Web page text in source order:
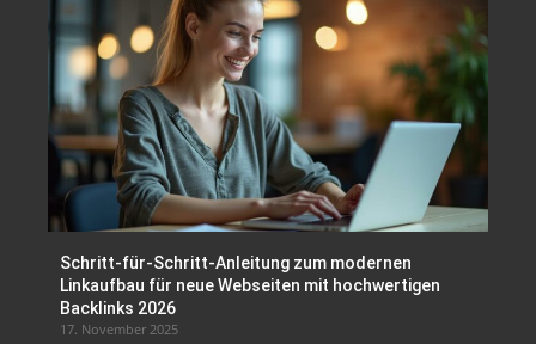
Schritt-für-Schritt-Anleitung zum modernen
Linkaufbau für neue Webseiten mit hochwertigen
Backlinks 2026
17. November 2025